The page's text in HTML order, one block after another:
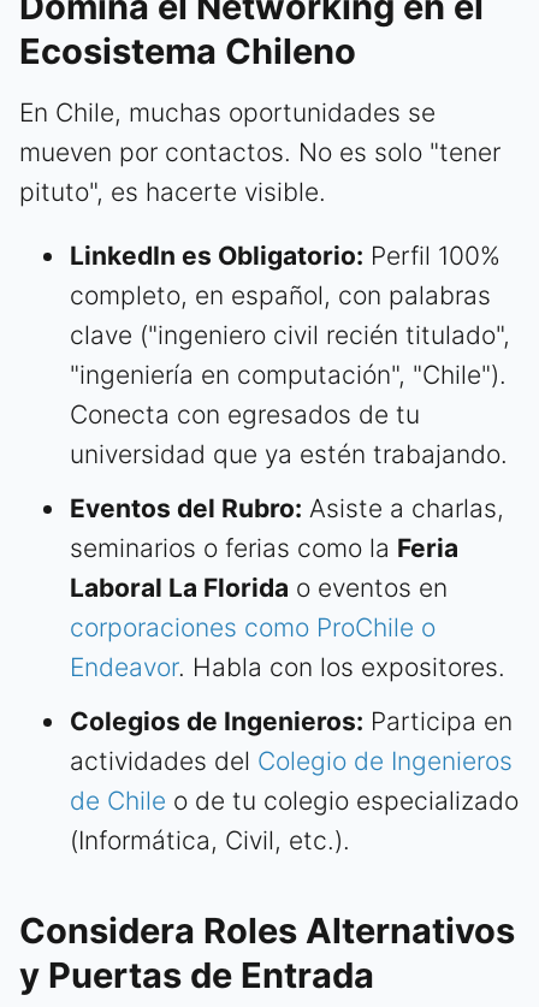
Ecosistema Chileno
En Chile, muchas oportunidades se
mueven por contactos. No es solo "tener
pituto", es hacerte visible.
LinkedIn es Obligatorio: Perfil 100%
completo, en español, con palabras
clave ("ingeniero civil recién titulado",
"ingeniería en computación", "Chile").
Conecta con egresados de tu
universidad que ya estén trabajando.
Eventos del Rubro: Asiste a charlas,
seminarios o ferias como la Feria
Laboral La Florida o eventos en
corporaciones como ProChile o
Endeavor. Habla con los expositores.
Colegios de Ingenieros: Participa en
actividades del Colegio de Ingenieros
de Chile o de tu colegio especializado
(Informática, Civil, etc.).
Considera Roles Alternativos
y Puertas de Entrada